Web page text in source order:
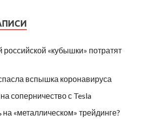
российской «кубышки» потратят
вспышка коронавируса
соперничество с Tesla
на «металлическом» трейдинге?